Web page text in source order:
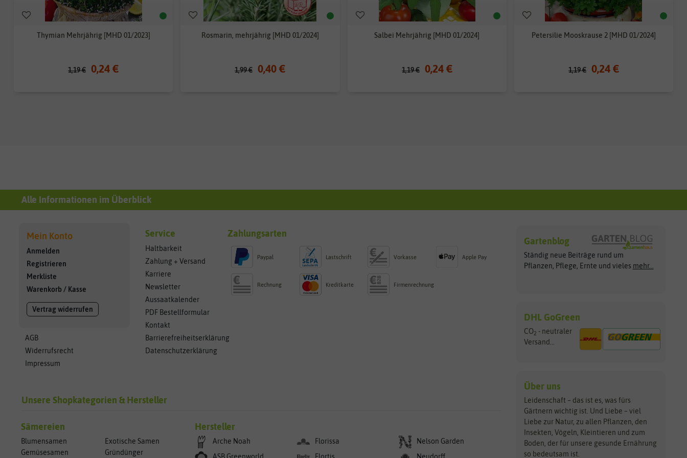
Thymian Mehrjährig [MHD 01/2023]
1,19 € 0,24 €
Rosmarin, mehrjährig [MHD 01/2024]
1,99 € 0,40 €
Salbei Mehrjährig [MHD 01/2024]
1,19 € 0,24 €
Petersilie Mooskrause 2 [MHD 01/2024]
1,19 € 0,24 €
Alle Informationen im Überblick
Mein Konto
Anmelden
Registrieren
Merkliste
Warenkorb / Kasse
Vertrag widerrufen
AGB
Widerrufsrecht
Impressum
Service
Haltbarkeit
Zahlung + Versand
Karriere
Newsletter
Aussaatkalender
PDF Bestellformular
Kontakt
Barrierefreiheitserklärung
Datenschutzerklärung
Zahlungsarten
Paypal Lastschrift Vorkasse Apple Pay
Rechnung Kreditkarte Firmenrechnung
Unsere Shopkategorien & Hersteller
Sämereien
Blumensamen
Exotische Samen
Gemüsesamen
Gründünger
Hersteller
Arche Noah
Florissa
Nelson Garden
Gartenblog
Ständig neue Beiträge rund um
Pflanzen, Pflege, Ernte und vieles mehr...
DHL GoGreen
CO2 - neutraler
Versand...
Über uns
Leidenschaft – das ist es, was fürs
Gärtnern wichtig ist. Und Liebe – viel
Liebe zur Natur, zu allen Pflanzen, den
Insekten, Vögeln, Kleintieren und zum
Boden, der für unsere gesunde Ernährung
so bedeutsam ist.